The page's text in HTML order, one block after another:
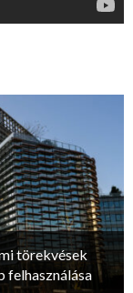
törekvések
felhasználása